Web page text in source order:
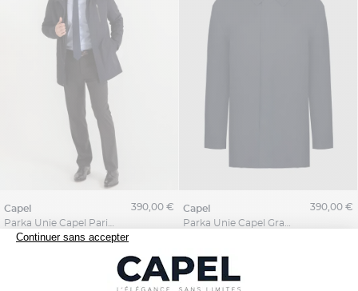
capel
390,00 €
capel
390,00 €